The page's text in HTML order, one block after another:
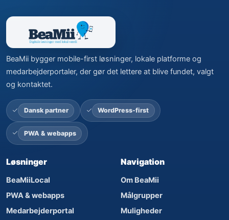
BeaMii bygger mobile-first løsninger, lokale platforme og
medarbejderportaler, der gør det lettere at blive fundet, valgt
og kontaktet.
Dansk partner WordPress-first
PWA & webapps
Løsninger
BeaMiiLocal
PWA & webapps
Medarbejderportal
Navigation
Om BeaMii
Målgrupper
Muligheder